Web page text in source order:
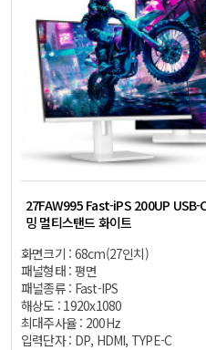
27FAW995 Fast-iPS 200UP USB-
밍 멀티스탠드 화이트
화면크기 : 68cm(27인치)
패널형태 : 평면
패널종류 : Fast-IPS
해상도 : 1920x1080
최대주사율 : 200Hz
입력단자 : DP, HDMI, TYPE-C